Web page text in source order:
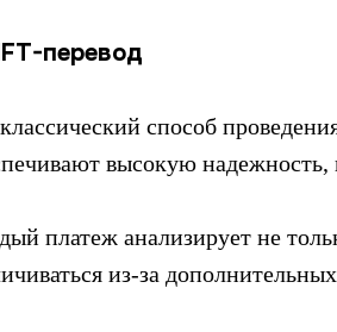
перевод
способ
высокую надежность,
платеж анализирует не
из-за